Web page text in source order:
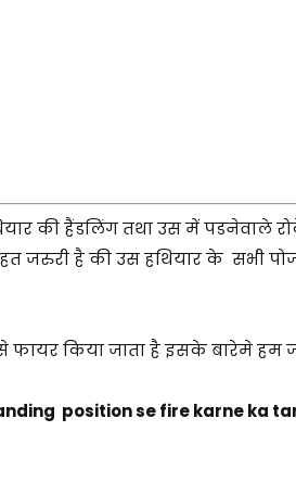
की हैंडलिंग तथा उस में पडनेवाले
जरुरी है की उस हथियार के सभी
किया जाता है इसके बारेमे हम
position se fire karne ka